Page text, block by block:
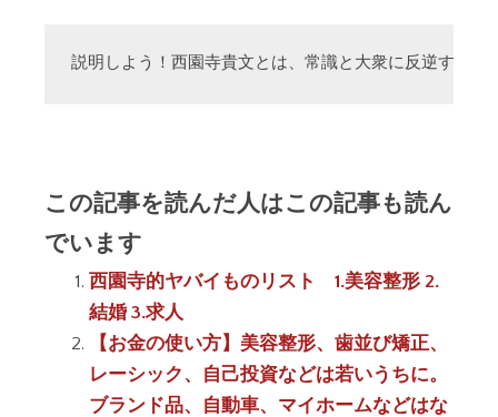
説明しよう！西園寺貴文とは、常識と大衆に反逆する
この記事を読んだ人はこの記事も読ん
でいます
西園寺的ヤバイものリスト 1.美容整形 2.
結婚 3.求人
【お金の使い方】美容整形、歯並び矯正、
レーシック、自己投資などは若いうちに。
ブランド品、自動車、マイホームなどはな